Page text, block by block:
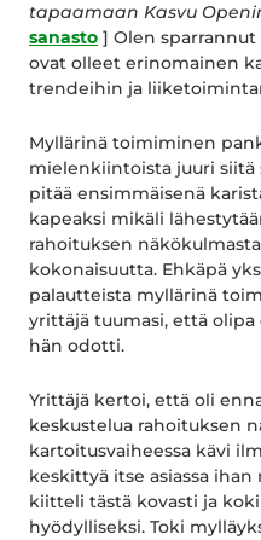
tapaamaan Kasvu
sanasto ] Olen sparrannut
ovat olleet erinomainen
trendeihin ja
Myllärinä toimiminen
mielenkiintoista juuri siitä
pitää ensimmäisenä
kapeaksi mikäli
rahoituksen
kokonaisuutta. Ehkäpä
palautteista myllärinä
yrittäjä tuumasi, että
hän odotti.
Yrittäjä kertoi, että oli
keskustelua rahoituksen
kartoitusvaiheessa kävi
keskittyä itse asiassa
kiitteli tästä kovasti ja
hyödylliseksi. Toki